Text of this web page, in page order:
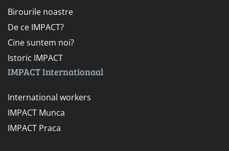
Birourile noastre
De ce IMPACT?
Cine suntem noi?
Istoric IMPACT
IMPACT Internationaal
International workers
IMPACT Munca
IMPACT Praca